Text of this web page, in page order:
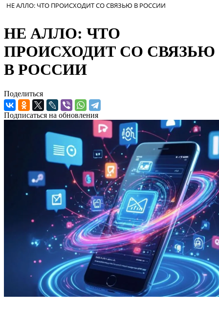
НЕ АЛЛО: ЧТО ПРОИСХОДИТ СО СВЯЗЬЮ В РОССИИ
НЕ АЛЛО: ЧТО
ПРОИСХОДИТ СО СВЯЗЬЮ
В РОССИИ
Поделиться
Подписаться на обновления